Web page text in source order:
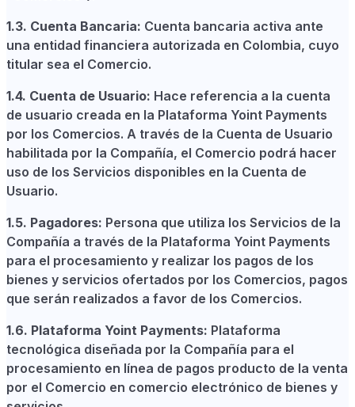
1.3. Cuenta Bancaria: Cuenta bancaria activa ante
una entidad financiera autorizada en Colombia, cuyo
titular sea el Comercio.
1.4. Cuenta de Usuario: Hace referencia a la cuenta
de usuario creada en la Plataforma Yoint Payments
por los Comercios. A través de la Cuenta de Usuario
habilitada por la Compañía, el Comercio podrá hacer
uso de los Servicios disponibles en la Cuenta de
Usuario.
1.5. Pagadores: Persona que utiliza los Servicios de la
Compañía a través de la Plataforma Yoint Payments
para el procesamiento y realizar los pagos de los
bienes y servicios ofertados por los Comercios, pagos
que serán realizados a favor de los Comercios.
1.6. Plataforma Yoint Payments: Plataforma
tecnológica diseñada por la Compañía para el
procesamiento en línea de pagos producto de la venta
por el Comercio en comercio electrónico de bienes y